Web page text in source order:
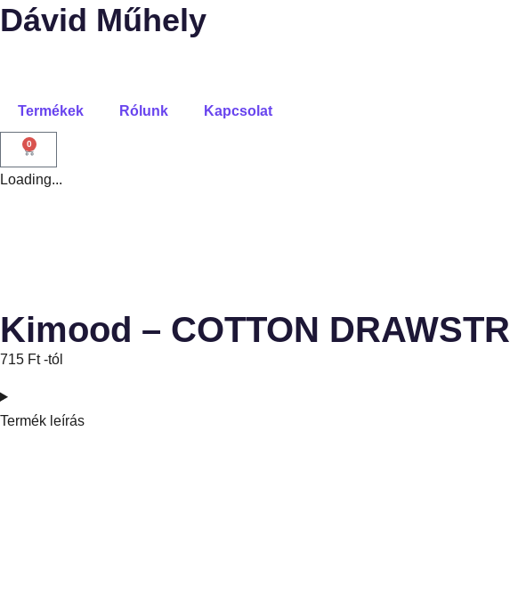
Dávid Műhely
Termékek Rólunk Kapcsolat
0
Loading...
Kimood – COTTON
715 Ft-tól
Termék leírás